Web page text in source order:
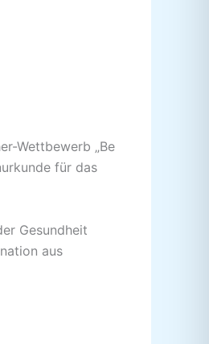
Wettbewerb „Be
für das
Gesundheit
aus